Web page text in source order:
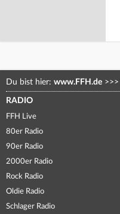
Du bist hier: www.FFH.de >>>
RADIO
FFH Live
80er Radio
90er Radio
2000er Radio
Rock Radio
Oldie Radio
Schlager Radio